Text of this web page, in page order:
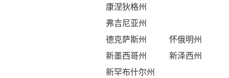
康涅狄格州
弗吉尼亚州
德克萨斯州
怀俄明州
新墨西哥州
新泽西州
新罕布什尔州